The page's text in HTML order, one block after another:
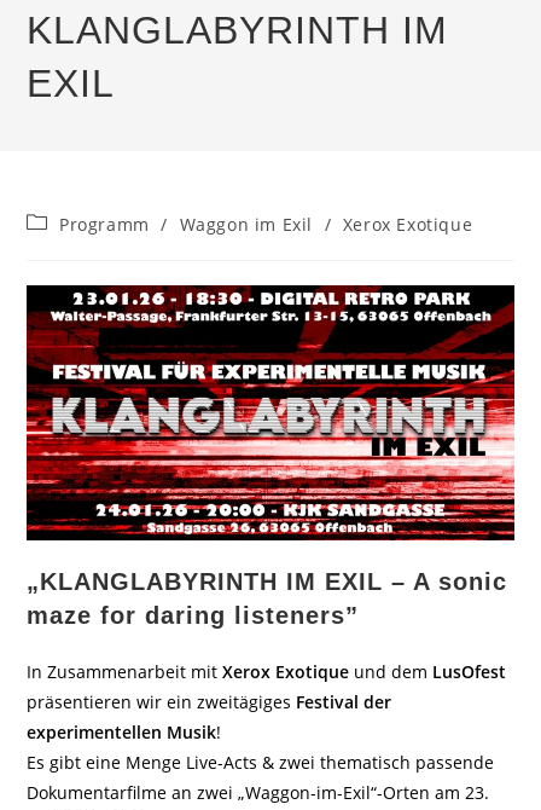
KLANGLABYRINTH IM
EXIL
Beitrags-
Programm / Waggon im Exil / Xerox Exotique
„KLANGLABYRINTH IM EXIL – A sonic
maze for daring listeners”
In Zusammenarbeit mitXerox Exotique und dem LusOfest
präsentieren wir ein zweitägiges Festival der
experimentellen Musik!
Es gibt eine Menge Live-Acts & zwei thematisch passende
Dokumentarfilme an zwei „Waggon-im-Exil“-Orten am 23.